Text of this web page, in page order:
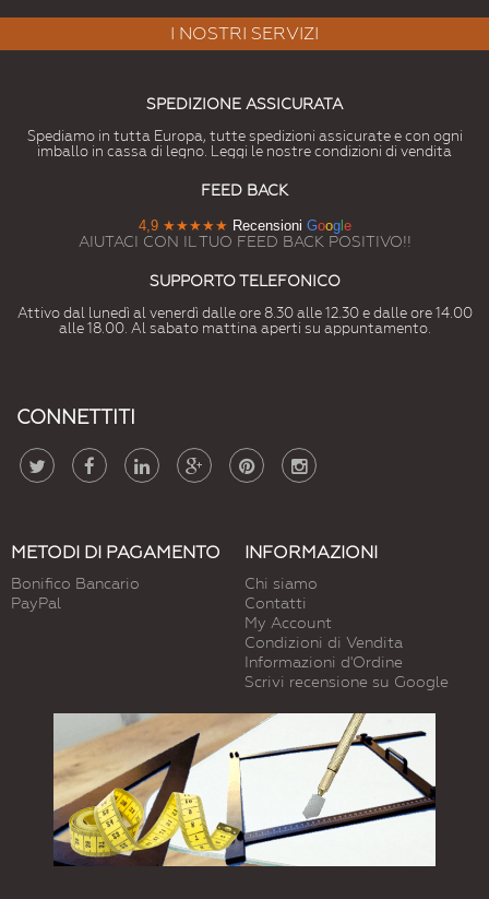
I NOSTRI SERVIZI
SPEDIZIONE ASSICURATA
Spediamo in tutta Europa, tutte spedizioni assicurate e con ogni
imballo in cassa di legno. Leggi le nostre condizioni di vendita
FEED BACK
4,9 ★★★★★ Recensioni Googl e
AIUTACI CON IL TUO FEED BACK POSITIVO!!
SUPPORTO TELEFONICO
Attivo dal lunedì al venerdì dalle ore 8.30 alle 12.30 e dalle ore 14.00
alle 18.00. Al sabato mattina aperti su appuntamento.
CONNETTITI
METODI DI PAGAMENTO
Bonifico Bancario
PayPal
INFORMAZIONI
Chi siamo
Contatti
My Account
Condizioni di Vendita
Informazioni d'Ordine
Scrivi recensione su Google